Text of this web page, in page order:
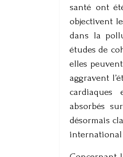
santé ont
objectivent
dans la
études de
elles
aggravent
cardiaques
absorbés
désormais
international